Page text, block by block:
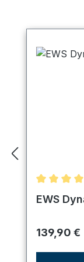
EWS
Regulärer
139,90 €